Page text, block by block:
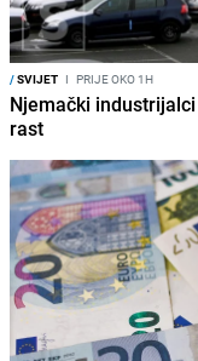
/SVIJET I PRIJE OKO 1H
Njemački
rast